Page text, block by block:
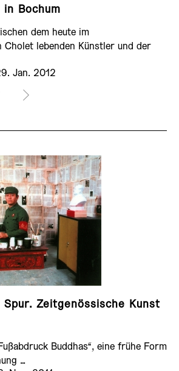
AUSSTELLUNG
in Bochum
dem heute im
Cholet lebenden Künstler und der
Jan. 2012
Spur. Zeitgenössische Kunst
Buddhas“, eine frühe Form
…